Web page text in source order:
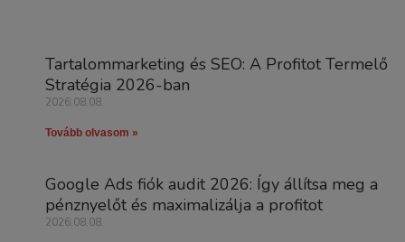
Tartalommarketing és SEO: A Profitot Termelő
Stratégia 2026-ban
2026.08.08.
Tovább olvasom »
Google Ads fiók audit 2026: Így állítsa meg a
pénznyelőt és maximalizálja a profitot
2026.08.08.